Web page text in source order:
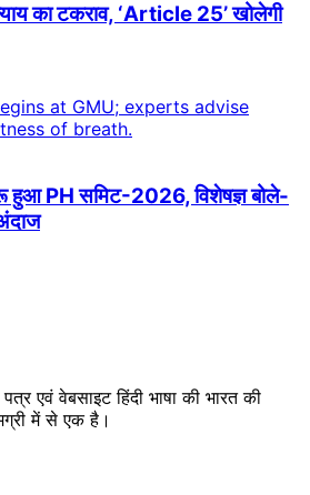
का टकराव, ‘Article 25’ खोलेगी
PH समिट-2026, विशेषज्ञ बोले-
एवं वेबसाइट हिंदी भाषा की भारत की
में से एक है।